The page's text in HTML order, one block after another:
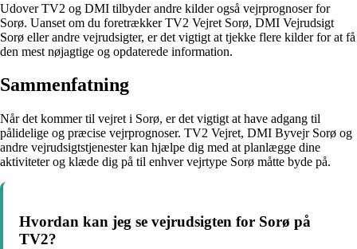
Udover TV2 og DMI tilbyder andre kilder også vejrprognoser for
Sorø. Uanset om du foretrækker TV2 Vejret Sorø, DMI Vejrudsigt
Sorø eller andre vejrudsigter, er det vigtigt at tjekke flere kilder for at få
den mest nøjagtige og opdaterede information.
Sammenfatning
Når det kommer til vejret i Sorø, er det vigtigt at have adgang til
pålidelige og præcise vejrprognoser. TV2 Vejret, DMI Byvejr Sorø og
andre vejrudsigtstjenester kan hjælpe dig med at planlægge dine
aktiviteter og klæde dig på til enhver vejrtype Sorø måtte byde på.
Hvordan kan jeg se vejrudsigten for Sorø på
TV2?